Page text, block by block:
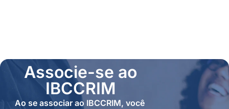
Associe-se ao
IBCCRIM
Ao se associar ao IBCCRIM, você